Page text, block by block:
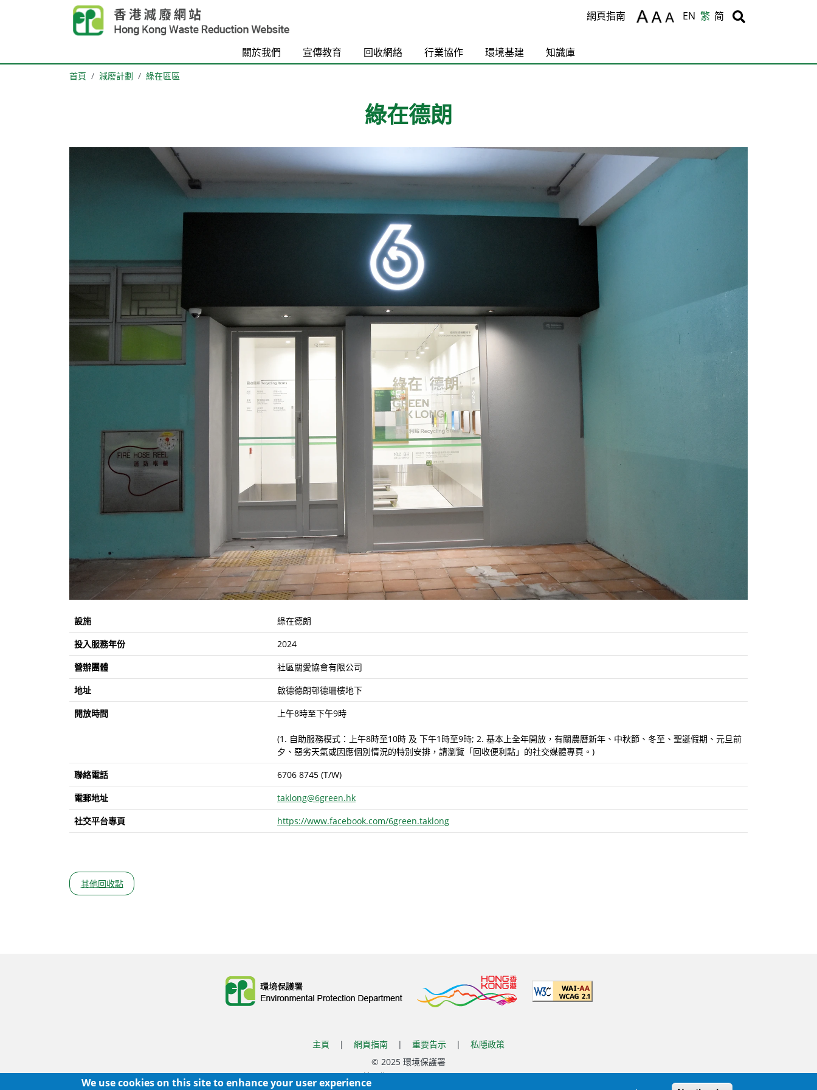
Skip to main content
Body
網頁指南 EN 繁 简 Body
關於我們 宣傳教育 回收網絡 行業協作 環境基建 知識庫
首頁 減廢計劃 綠在區區
綠在德朗
設施
綠在德朗
投入服務年份
2024
營辦團體
社區關愛協會有限公司
地址
啟德德朗邨德珊樓地下
開放時間
上午8時至下午9時
(1. 自助服務模式：上午8時至10時 及 下午1時至9時; 2. 基本上全年開放，有關農曆新年、中秋節、冬至、聖誕假期、元旦前
夕、惡劣天氣或因應個別情況的特別安排，請瀏覽「回收便利點」的社交媒體專頁。)
聯絡電話
6706 8745 (T/W)
電郵地址
taklong@6green.hk
社交平台專頁
https://www.facebook.com/6green.taklong
其他回收點
主頁 | 網頁指南 | 重要告示 |
私隱政策
© 2025 環境保護署
覆檢日期:2026-06-01 17:56
We use cookies on this site to enhance your user experience